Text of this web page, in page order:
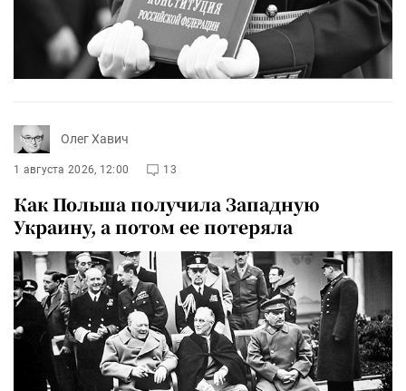
Олег Хавич
1 августа 2026, 12:00 13
Как Польша получила Западную
Украину, а потом ее потеряла